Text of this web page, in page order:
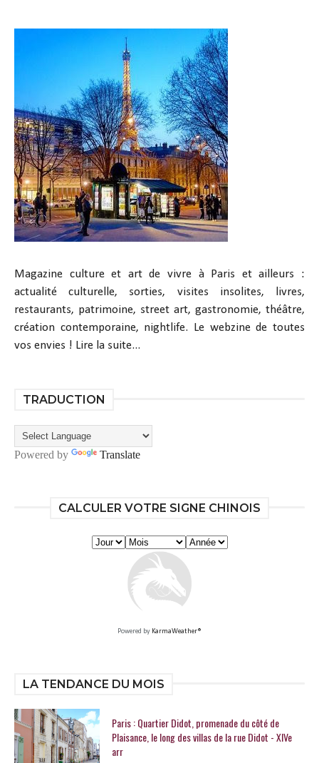
Magazine culture et art de vivre à Paris et ailleurs :
actualité culturelle, sorties, visites insolites, livres,
restaurants, patrimoine, street art, gastronomie, théâtre,
création contemporaine, nightlife. Le webzine de toutes
vos envies ! Lire la suite...
TRADUCTION
Powered by Translate
CALCULER VOTRE SIGNE CHINOIS
Powered by KarmaWeather®
LA TENDANCE DU MOIS
Paris : Quartier Didot, promenade du côté de
Plaisance, le long des villas de la rue Didot - XIVe
arr